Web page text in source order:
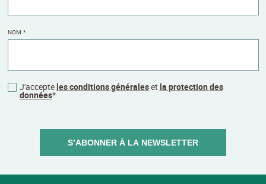
NOM *
J'accepteles conditions généraleset la protection des
données*
S’ABONNER À LA NEWSLETTER